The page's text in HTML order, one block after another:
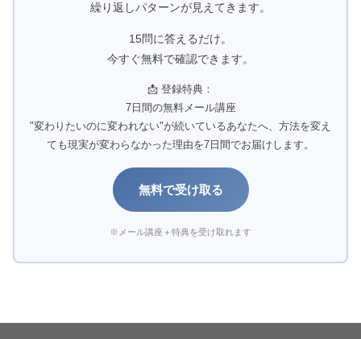
繰り返しパターンが見えてきます。
15問に答えるだけ。
今すぐ無料で確認できます。
📩 登録特典：
7日間の無料メール講座
"変わりたいのに変われない"が続いているあなたへ、方法を変え
ても現実が変わらなかった理由を7日間でお届けします。
無料で受け取る
※メール講座＋特典を受け取れます